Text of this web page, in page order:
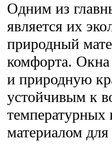
Одним из
является их
природный
комфорта.
и природную
устойчивым к
температурных
материалом